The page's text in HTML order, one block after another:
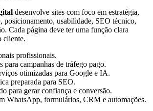
desenvolve sites com foco em estratégia,
posicionamento, usabilidade, SEO técnico,
Cada página deve ter uma função clara
cliente.
profissionais.
para campanhas de tráfego pago.
otimizadas para Google e IA.
preparada para SEO.
para gerar confiança e conversão.
WhatsApp, formulários, CRM e automações.